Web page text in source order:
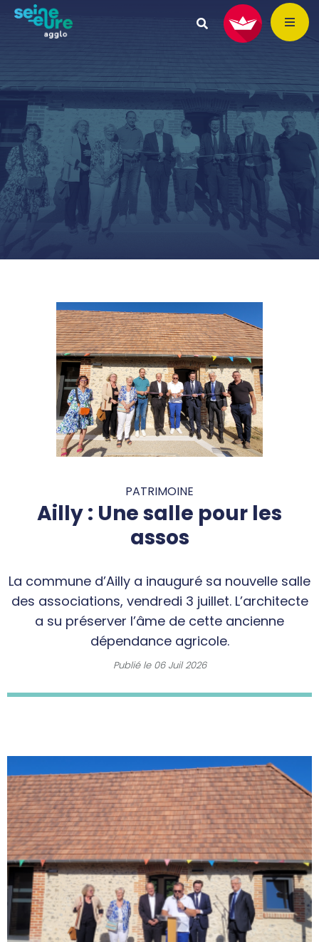
PATRIMOINE
Ailly : Une salle pour les
assos
La commune d’Ailly a inauguré sa nouvelle salle
des associations, vendredi 3 juillet. L’architecte
a su préserver l’âme de cette ancienne
dépendance agricole.
Publié le 06 Juil 2026